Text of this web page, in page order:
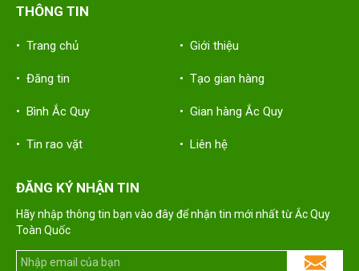
THÔNG TIN
• Trang chủ • Giới thiệu
• Đăng tin • Tạo gian hàng
• Bình Ắc Quy • Gian hàng Ắc Quy
• Tin rao vặt • Liên hệ
ĐĂNG KÝ NHẬN TIN
Hãy nhập thông tin bạn vào đây để nhận tin mới nhất từ Ắc Quy
Toàn Quốc